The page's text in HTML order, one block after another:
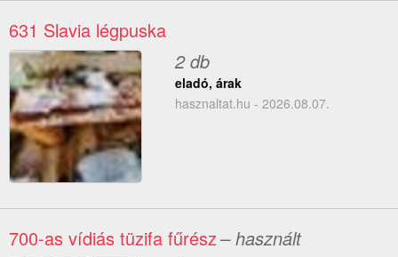
631 Slavia légpuska
2 db
eladó, árak
hasznaltat.hu - 2026.08.07.
700-as vídiás tüzifa fűrész– használt